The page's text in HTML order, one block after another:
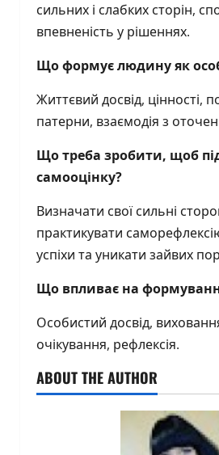
сильних і слабких сторін,
впевненість у рішеннях.
Що формує людину як
Життєвий досвід, цінності,
патерни, взаємодія з
Що треба зробити, щоб
самооцінку?
Визначати свої сильні
практикувати
успіхи та уникати зайвих
Що впливає на
Особистий досвід,
очікування, рефлексія.
ABOUT THE AUTHOR